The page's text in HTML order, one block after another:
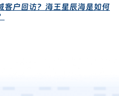
客户回访？海王星辰海是如何